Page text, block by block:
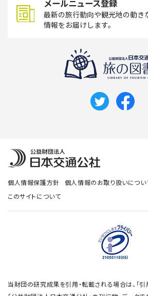
メールニュース登録
最新の旅行動向や観光地の動き
情報をお届けします。
個人情報保護方針 個人情報のお取り扱いについ
このサイトについて
当財団の研究成果を引用・転載される場合は、「引